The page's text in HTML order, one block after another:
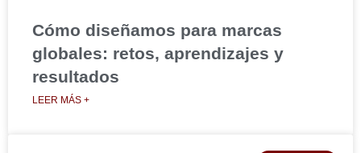
Cómo diseñamos para marcas
globales: retos, aprendizajes y
resultados
LEER MÁS +